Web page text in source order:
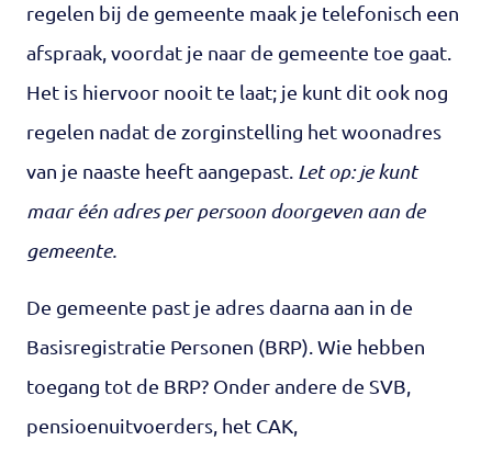
regelen bij de gemeente maak je telefonisch een
afspraak, voordat je naar de gemeente toe gaat.
Het is hiervoor nooit te laat; je kunt dit ook nog
regelen nadat de zorginstelling het woonadres
van je naaste heeft aangepast. Let op: je kunt
maar één adres per persoon doorgeven aan de
gemeente.
De gemeente past je adres daarna aan in de
Basisregistratie Personen (BRP). Wie hebben
toegang tot de BRP? Onder andere de SVB,
pensioenuitvoerders, het CAK,